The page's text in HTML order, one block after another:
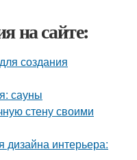
на сайте:
создания
сауны
стену своими
дизайна интерьера: